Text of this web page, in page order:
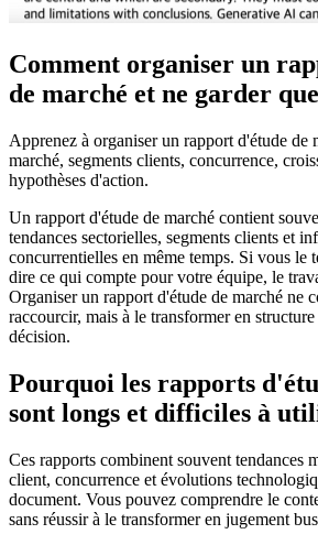
Comment organiser un
de marché et ne garder
Apprenez à organiser un rapport d'étude de
marché, segments clients, concurrence,
hypothèses d'action.
Un rapport d'étude de marché contient
tendances sectorielles, segments clients et
concurrentielles en même temps. Si vous le
dire ce qui compte pour votre équipe, le
Organiser un rapport d'étude de marché ne
raccourcir, mais à le transformer en
décision.
Pourquoi les rapports
sont longs et difficiles à
Ces rapports combinent souvent tendances
client, concurrence et évolutions
document. Vous pouvez comprendre le
sans réussir à le transformer en jugement